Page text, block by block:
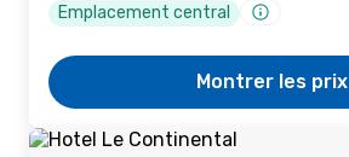
Emplacement central
Montrer les prix